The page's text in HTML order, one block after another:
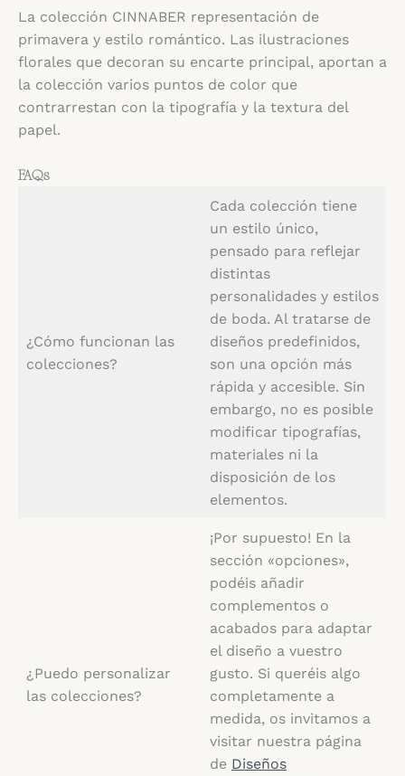
La colección CINNABER representación de
primavera y estilo romántico. Las ilustraciones
florales que decoran su encarte principal, aportan a
la colección varios puntos de color que
contrarrestan con la tipografía y la textura del
papel.
FAQs
¿Cómo funcionan las
colecciones?
Cada colección tiene
un estilo único,
pensado para reflejar
distintas
personalidades y estilos
de boda. Al tratarse de
diseños predefinidos,
son una opción más
rápida y accesible. Sin
embargo, no es posible
modificar tipografías,
materiales ni la
disposición de los
elementos.
¿Puedo personalizar
las colecciones?
¡Por supuesto! En la
sección «opciones»,
podéis añadir
complementos o
acabados para adaptar
el diseño a vuestro
gusto. Si queréis algo
completamente a
medida, os invitamos a
visitar nuestra página
de Diseños